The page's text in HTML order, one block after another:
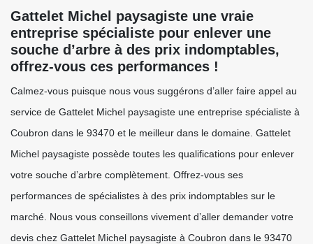
Gattelet Michel paysagiste une vraie
entreprise spécialiste pour enlever une
souche d’arbre à des prix indomptables,
offrez-vous ces performances !
Calmez-vous puisque nous vous suggérons d’aller faire appel au
service de Gattelet Michel paysagiste une entreprise spécialiste à
Coubron dans le 93470 et le meilleur dans le domaine. Gattelet
Michel paysagiste possède toutes les qualifications pour enlever
votre souche d’arbre complètement. Offrez-vous ses
performances de spécialistes à des prix indomptables sur le
marché. Nous vous conseillons vivement d’aller demander votre
devis chez Gattelet Michel paysagiste à Coubron dans le 93470